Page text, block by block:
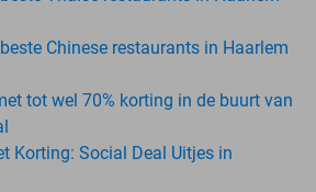
Chinese restaurants in Haarlem
tot wel 70% korting in de buurt van
Korting: Social Deal Uitjes in